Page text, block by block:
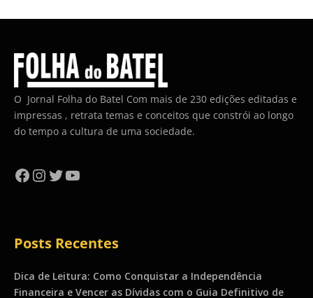
O Jornal Folha do Batel Com mais de 230 edições editadas e
impressas , retrata temas e conceitos que constrói ao longo
do tempo a cultura de uma sociedade.
Facebook
Instagram
Twitter
YouTube
Posts Recentes
Dica de Leitura: Como Conquistar a Independência
Financeira e Vencer as Dívidas com o Guia Definitivo de